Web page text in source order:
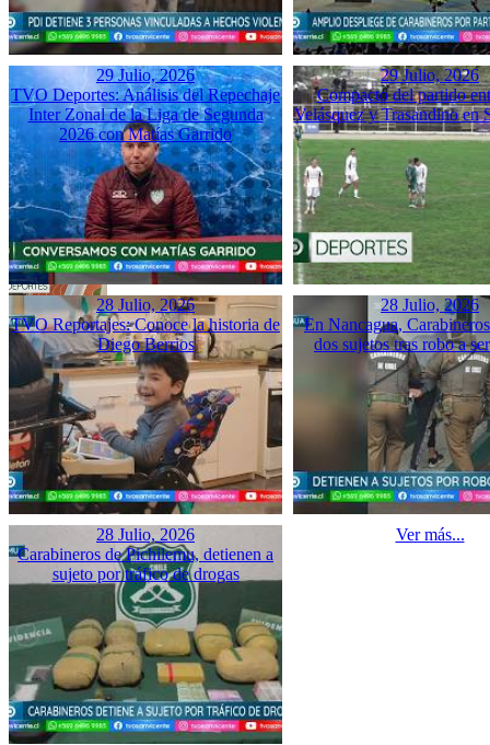
29 Julio, 2026
TVO Deportes: Análisis del Repechaje
Inter Zonal de la Liga de Segunda
2026 con Matías Garrido
29 Julio, 2026
Compacto del partido
Velásquez y Trasandino en
28 Julio, 2026
TVO Reportajes: Conoce la historia de
Diego Berrios
28 Julio, 2026
En Nancagua,
dos sujetos tras robo a
28 Julio, 2026
Carabineros de Pichilemu, detienen a
sujeto por tráfico de drogas
Ver más...